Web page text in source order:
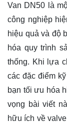
Van DN50 là
công nghiệp
hiệu quả và độ
hóa quy trình
thống. Khi lựa
các đặc điểm
bạn tối ưu hóa
vọng bài viết
hữu ích về